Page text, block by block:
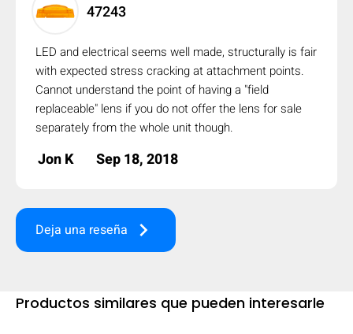
47243
LED and electrical seems well made, structurally is fair
with expected stress cracking at attachment points.
Cannot understand the point of having a "field
replaceable" lens if you do not offer the lens for sale
separately from the whole unit though.
Jon K Sep 18, 2018
Deja una reseña keyboard_arrow_right
Productos similares que pueden interesarle